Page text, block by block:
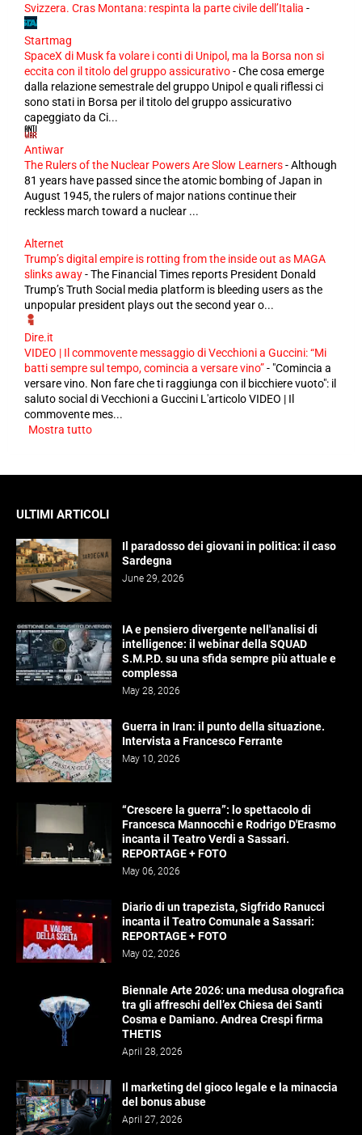
Svizzera. Cras Montana: respinta la parte civile dell’Italia -
Startmag
SpaceX di Musk fa volare i conti di Unipol, ma la Borsa non si
eccita con il titolo del gruppo assicurativo-Che cosa emerge
dalla relazione semestrale del gruppo Unipol e quali riflessi ci
sono stati in Borsa per il titolo del gruppo assicurativo
capeggiato da Ci...
Antiwar
The Rulers of the Nuclear Powers Are Slow Learners-Although
81 years have passed since the atomic bombing of Japan in
August 1945, the rulers of major nations continue their
reckless march toward a nuclear ...
Alternet
Trump’s digital empire is rotting from the inside out as MAGA
slinks away-The Financial Times reports President Donald
Trump’s Truth Social media platform is bleeding users as the
unpopular president plays out the second year o...
Dire.it
VIDEO | Il commovente messaggio di Vecchioni a Guccini: “Mi
batti sempre sul tempo, comincia a versare vino”- "Comincia a
versare vino. Non fare che ti raggiunga con il bicchiere vuoto": il
saluto social di Vecchioni a Guccini L'articolo VIDEO | Il
commovente mes...
Mostra tutto
ULTIMI ARTICOLI
Il paradosso dei giovani in politica: il caso
Sardegna
June 29, 2026
IA e pensiero divergente nell'analisi di
intelligence: il webinar della SQUAD
S.M.P.D. su una sfida sempre più attuale e
complessa
May 28, 2026
Guerra in Iran: il punto della situazione.
Intervista a Francesco Ferrante
May 10, 2026
“Crescere la guerra”: lo spettacolo di
Francesca Mannocchi e Rodrigo D'Erasmo
incanta il Teatro Verdi a Sassari.
REPORTAGE + FOTO
May 06, 2026
Diario di un trapezista, Sigfrido Ranucci
incanta il Teatro Comunale a Sassari:
REPORTAGE + FOTO
May 02, 2026
Biennale Arte 2026: una medusa olografica
tra gli affreschi dell’ex Chiesa dei Santi
Cosma e Damiano. Andrea Crespi firma
THETIS
April 28, 2026
Il marketing del gioco legale e la minaccia
del bonus abuse
April 27, 2026